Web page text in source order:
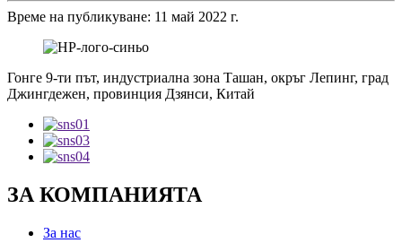
Време на публикуване: 11 май 2022 г.
Гонге 9-ти път, индустриална зона Ташан, окръг Лепинг, град
Джингдежен, провинция Дзянси, Китай
ЗА КОМПАНИЯТА
За нас